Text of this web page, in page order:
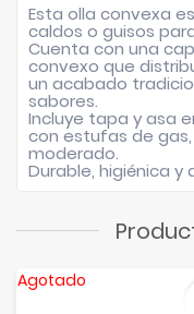
Esta olla convexa
caldos o guisos
Cuenta con una
convexo que
un acabado
sabores.
Incluye tapa y asa
con estufas de
moderado.
Durable, higiénica y
Agotado